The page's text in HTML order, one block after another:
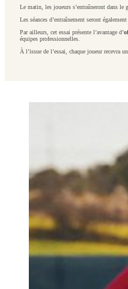
Le matin, les joueurs s’entraîneront dans
Les séances d’entraînement seront
Par ailleurs, cet essai présente l’avantage d’
équipes professionnelles.
À l’issue de l’essai, chaque joueur recevra un